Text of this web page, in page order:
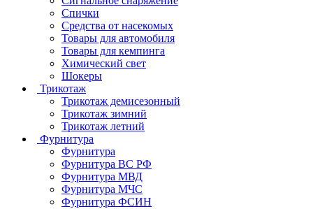
Спички
Средства от насекомых
Товары для автомобиля
Товары для кемпинга
Химический свет
Шокеры
Трикотаж
Трикотаж демисезонный
Трикотаж зимний
Трикотаж летний
Фурнитура
Фурнитура
Фурнитура ВС РФ
Фурнитура МВД
Фурнитура МЧС
Фурнитура ФСИН